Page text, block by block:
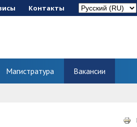
Контакты
Магистратура Вакансии